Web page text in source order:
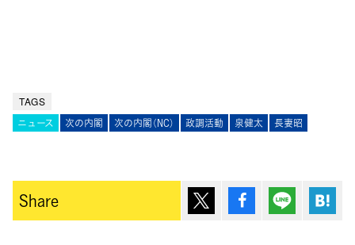
TAGS
ニュース 次の内閣 次の内閣（NC） 政調活動 泉健太 長妻昭
Share ポスト シェア Lineで送